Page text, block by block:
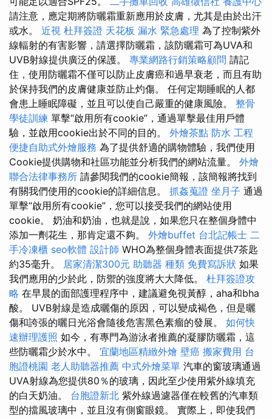
請注意，應定期將防曬霜重新應用於皮膚，尤其是由於出汗
或水。 近視 杜拜簽證 天花板 漏水 緊急處理 為了控制紫外
線輻射的有害影響，請選擇防曬霜，該防曬霜可為UVA和
UVB射線提供廣泛的保護。 專業網路行銷策略顧問 請記
住，使用防曬霜不僅可以防止皮膚癌和過早衰老，而且有助
於保持我們的皮膚健康並防止灼傷。 任何定期睡眠的人都
會患上睡眠障礙，並且可以使自己嚴重的健康風險。 整骨
學徒訓練 單擊“啟用所有cookie”，通過單擊最佳用戶體
驗，並啟用cookie出於不同的目的。 外燴茶點 防水 工程
便捷自助式外燴服務 為了提供舒適的購物體驗，我們使用
Cookie提供購物和社區功能並分析我們的網站流量。 外燴
聯合法律事務所 請參閱我們的cookie簡報，該簡報將找到
有關我們使用的cookie的詳細信息。 抓姦蒐證 坐月子 通過
單擊“啟用所有cookie”，您可以接受我們的網站使用
cookie。 奶油和奶油，也就是說，如果您只在整個身體中
添加一劑花生，那肯定還不夠。 外燴buffet 台北記帳士 二
手冷凍櫃 seo軟體 設計師 WHO為整個身體表面提供7茶匙
約35毫升。 居家清潔300元 助聽器 種類 免費寫訴狀 如果
我們應用的少於此，防禦的強度將大大降低。 杜拜簽證攻
略 在早晨的面部護理程序中，建議避免視黃醇，aha和bha
酸。 UVB射線是造成曬傷的原因，可以變成褐色，但是曬
傷和誇張的曬日光浴會隨後危害黑色素瘤的發展。 如何快
速辦理護照 如今，有專門為游泳者推薦的凝膠防曬霜，這
些防曬霜少於水中。 宜蘭地區精緻外燴 壁癌 搬家費用 台
胞證桃園 老人助聽器推薦 中式外燴菜單 汽車的窗玻璃通過
UVA射線為您提供80％的玻璃，因此至少使用紫外線填充
的白天奶油。 台胞證新北 紫外線過濾器僅在較舊的汽車類
型的擋風玻璃中，並且沒有側窗眼鏡。 實際上，即使我們